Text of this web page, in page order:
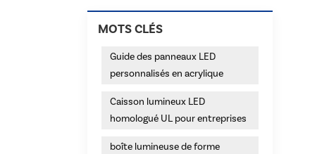
MOTS CLÉS
Guide des panneaux LED
personnalisés en acrylique
Caisson lumineux LED
homologué UL pour entreprises
boîte lumineuse de forme